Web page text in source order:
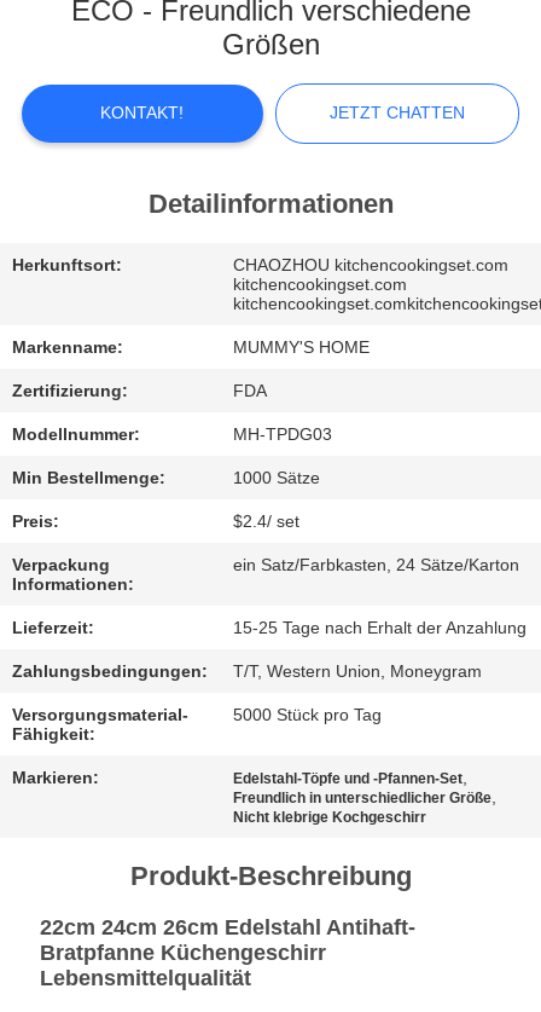
AUSFLUG
SIE
UNS
IN
VERBINDUNG
NACHRICHTEN
FÄLLE
SITEMAP
DATENSCHUTZRICHTLINIE
ECO - Freundlich verschiedene
Größen
KONTAKT! JETZT CHATTEN
Detailinformationen
Herkunftsort:
CHAOZHOU kitchencookingset.com
kitchencookingset.com
Markenname: MUMMY'S HOME
Zertifizierung: FDA
Modellnummer: MH-TPDG03
Min Bestellmenge: 1000 Sätze
Preis: $2.4/ set
Verpackung
Informationen:
ein Satz/Farbkasten, 24 Sätze/Karton
Lieferzeit: 15-25 Tage nach Erhalt der Anzahlung
Zahlungsbedingungen: T/T, Western Union, Moneygram
Versorgungsmaterial-
Fähigkeit:
5000 Stück pro Tag
Markieren: Edelstahl-Töpfe und -Pfannen-Set
Freundlich in unterschiedlicher Größe
Nicht klebrige Kochgeschirr
Produkt-Beschreibung
22cm 24cm 26cm Edelstahl Antihaft-
Bratpfanne Küchengeschirr
Lebensmittelqualität